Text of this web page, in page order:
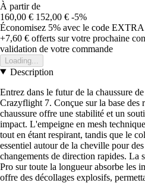
À partir de
160,00 € 152,00 € -5%
Économisez 5% avec le code EXTRA
+7,60 € offerts sur votre prochaine
validation de votre commande
Loading...
Description
Entrez dans le futur de la chaussure
Crazyflight 7. Conçue sur la base des
chaussure offre une stabilité et un
impact. L'empeigne en mesh
tout en étant respirant, tandis que le
essentiel autour de la cheville pour des
changements de direction rapides. La
Pro sur toute la longueur absorbe les
offre des décollages explosifs,